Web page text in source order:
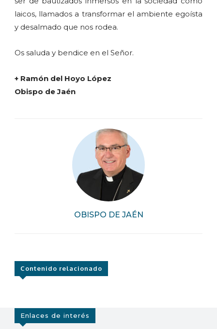
OBISPO DE JAÉN
laicos, llamados a transformar el ambiente egoísta
y desalmado que nos rodea.
Os saluda y bendice en el Señor.
+ Ramón del Hoyo López
Obispo de Jaén
Contenido relacionado
Enlaces de interés